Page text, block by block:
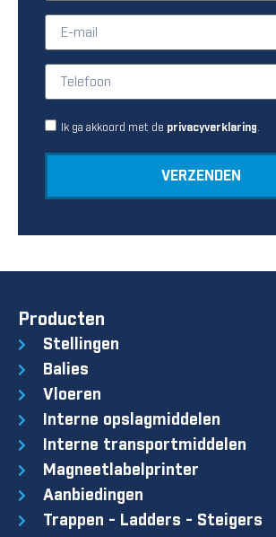
Ik ga akkoord met de privacyverklaring
VERZENDEN
Producten
Stellingen
Balies
Vloeren
Interne opslagmiddelen
Interne transportmiddelen
Magneetlabelprinter
Aanbiedingen
Trappen - Ladders - Steigers